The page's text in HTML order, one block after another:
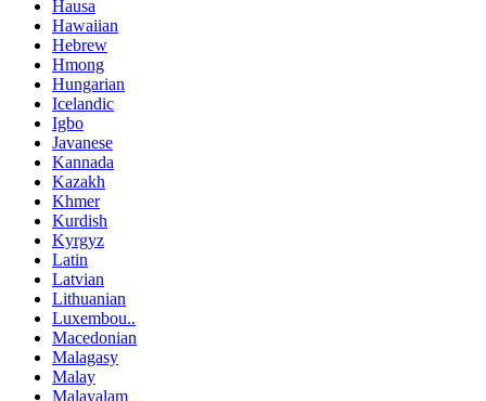
Hausa
Hawaiian
Hebrew
Hmong
Hungarian
Icelandic
Igbo
Javanese
Kannada
Kazakh
Khmer
Kurdish
Kyrgyz
Latin
Latvian
Lithuanian
Luxembou..
Macedonian
Malagasy
Malay
Malayalam